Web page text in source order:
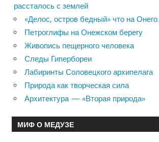
рассталось с землей
«Делос, остров бедный» что на Онего…
Петроглифы на Онежском берегу
Живопись пещерного человека
Следы Гипербореи
Лабиринты Соловецкого архипелага
Природа как творческая сила
Архитектура — «Вторая природа»
МИФ О МЕДУЗЕ